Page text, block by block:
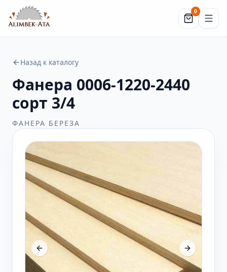
Корзина (
0
Назад к каталогу
Фанера 0006-1220-2440
сорт 3/4
ФАНЕРА БЕРЕЗА